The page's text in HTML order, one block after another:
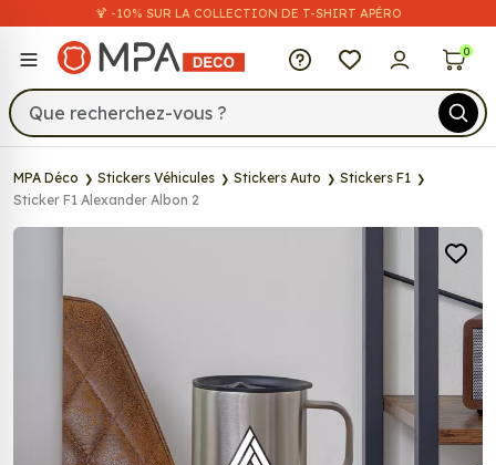
🍹 -10% SUR LA COLLECTION DE T-SHIRT APÉRO
MPA Déco 0
MPA Déco Stickers Véhicules Stickers Auto
Stickers F1
Sticker F1 Alexander Albon 2